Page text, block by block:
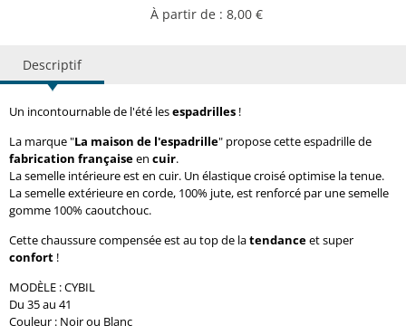
À partir de : 8,00 €
Descriptif
Un incontournable de l'été lesespadrilles !
La marque "La maison de l'espadrille" propose cette espadrille de
fabrication françaiseen cuir.
La semelle intérieure est en cuir. Un élastique croisé optimise la tenue.
La semelle extérieure en corde, 100% jute, est renforcé par une semelle
gomme 100% caoutchouc.
Cette chaussure compensée est au top de latendanceet super
confort !
MODÈLE : CYBIL
Du 35 au 41
Couleur : Noir ou Blanc